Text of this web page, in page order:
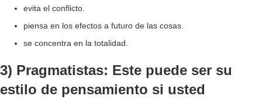
e
evita el conflicto.
piensa en los efectos a futuro de las cosas.
se concentra en la totalidad.
3) Pragmatistas: Este puede ser su
estilo de pensamiento si usted